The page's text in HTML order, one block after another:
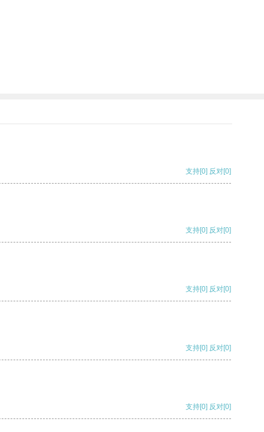
支持[0] 反对[0]
支持[0] 反对[0]
支持[0] 反对[0]
支持[0] 反对[0]
支持[0] 反对[0]